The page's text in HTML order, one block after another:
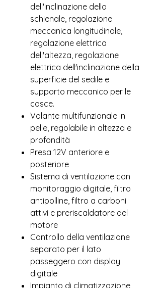
dell'inclinazione dello
schienale, regolazione
meccanica longitudinale,
regolazione elettrica
dell'altezza, regolazione
elettrica dell'inclinazione della
superficie del sedile e
supporto meccanico per le
cosce.
Volante multifunzionale in
pelle, regolabile in altezza e
profondità
Presa 12V anteriore e
posteriore
Sistema di ventilazione con
monitoraggio digitale, filtro
antipolline, filtro a carboni
attivi e preriscaldatore del
motore
Controllo della ventilazione
separato per il lato
passeggero con display
digitale
Impianto di climatizzazione